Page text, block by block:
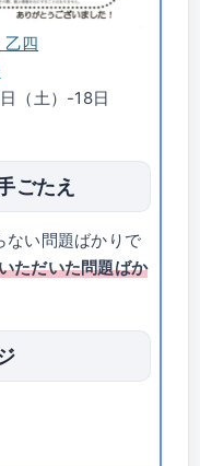
乙四
（土）-18日
ごたえ
ない問題ばかりで
ただいた問題ばか